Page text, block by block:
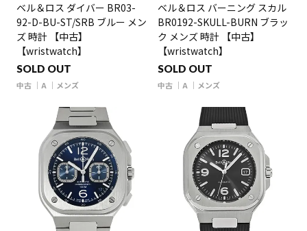
ベル＆ロス ダイバー BR03-
92-D-BU-ST/SRB ブルー メン
ズ 時計 【中古】
【wristwatch】
SOLD OUT
中古 A メンズ
ベル＆ロス バーニング スカル
BR0192-SKULL-BURN ブラッ
ク メンズ 時計 【中古】
【wristwatch】
SOLD OUT
中古 A メンズ